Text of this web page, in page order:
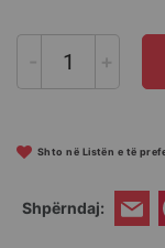
- +
Shto në Listën e të
Shpërndaj: